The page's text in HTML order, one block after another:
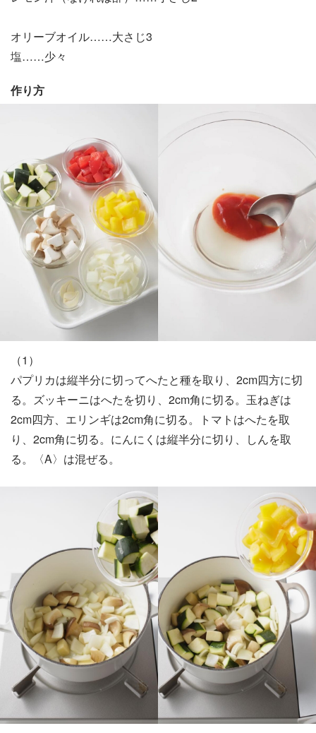
オリーブオイル……大さじ3
塩……少々
作り方
（1）
パプリカは縦半分に切ってへたと種を取り、2cm四方に切
る。ズッキーニはへたを切り、2cm角に切る。玉ねぎは
2cm四方、エリンギは2cm角に切る。トマトはへたを取
り、2cm角に切る。にんにくは縦半分に切り、しんを取
る。〈A〉は混ぜる。